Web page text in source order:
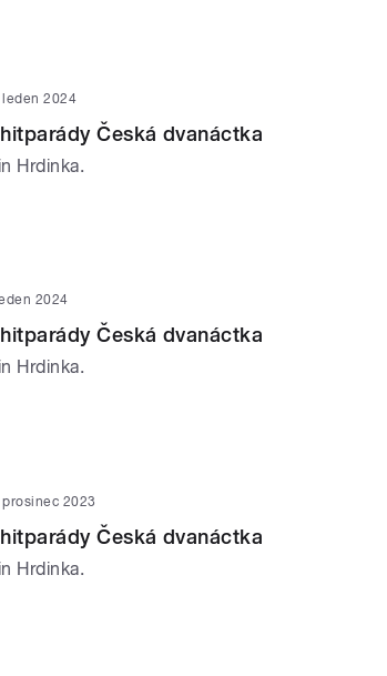
leden 2024
Česká dvanáctka
Hrdinka.
2024
Česká dvanáctka
Hrdinka.
prosinec 2023
Česká dvanáctka
Hrdinka.